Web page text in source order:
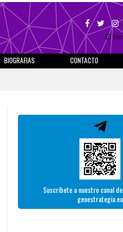
El
BIOGRAFIAS CONTACTO
Suscríbete a nuestro canal
geoestrategia.eu